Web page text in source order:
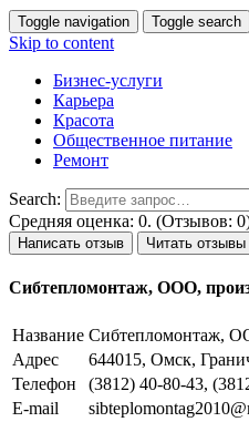
Toggle navigation Toggle search
Skip to content
Бизнес-услуги
Карьера
Красота
Общественное питание
Ремонт
Search:
Средняя оценка: 0. (Отзывов:
Написать отзыв Читать отзывы
Сибтепломонтаж, ООО,
Название Сибтепломонтаж,
Адрес
644015, Омск,
Телефон
(3812) 40-80-43,
E-mail